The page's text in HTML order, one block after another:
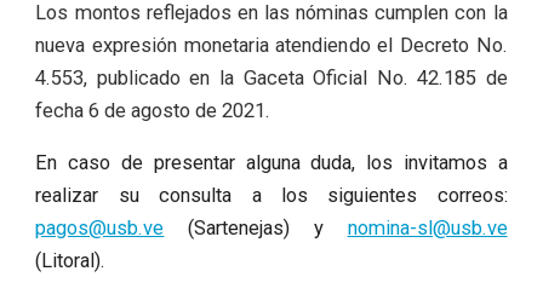
Los montos reflejados en las nóminas cumplen con la
nueva expresión monetaria atendiendo el Decreto No.
4.553, publicado en la Gaceta Oficial No. 42.185 de
fecha 6 de agosto de 2021.
En caso de presentar alguna duda, los invitamos a
realizar su consulta a los siguientes correos:
pagos@usb.ve (Sartenejas) y nomina-sl@usb.ve
(Litoral).